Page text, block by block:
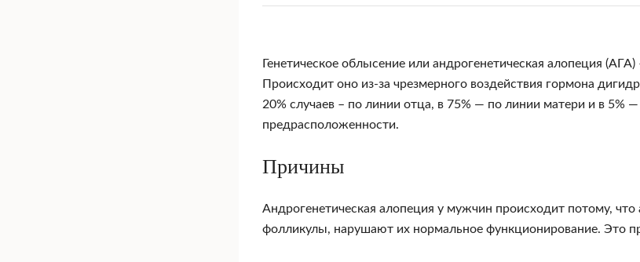
Генетическое облысение или андрогенетическая алопеция
Происходит оно из-за чрезмерного воздействия гормона
20% случаев – по линии отца, в 75% — по линии матери и в 5%
предрасположенности.
Причины
Андрогенетическая алопеция у мужчин происходит потому,
фолликулы, нарушают их нормальное функционирование. Это